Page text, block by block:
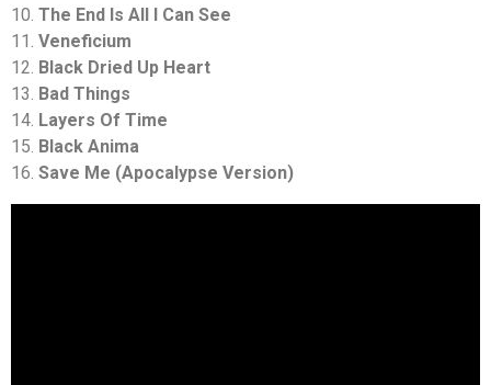
10. The End Is All I Can See
11. Veneficium
12. Black Dried Up Heart
13. Bad Things
14. Layers Of Time
15. Black Anima
16. Save Me (Apocalypse Version)